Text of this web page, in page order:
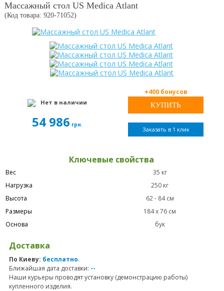
Массажный стол US Medica Atlant
(Код товара: 920-71052)
Нет в наличии
54 986 грн.
+400 бонусов
Заказать в 1 клик
Ключевые свойства
Вес
35 кг
Нагрузка
250 кг
Высота
62 - 84 см
Размеры
184 х 76 см
Основа
бук
Доставка
По Киеву: бесплатно.
Ближайшая дата доставки: --
Наши курьеры проводят установку (демонстрацию работы)
купленного изделия.